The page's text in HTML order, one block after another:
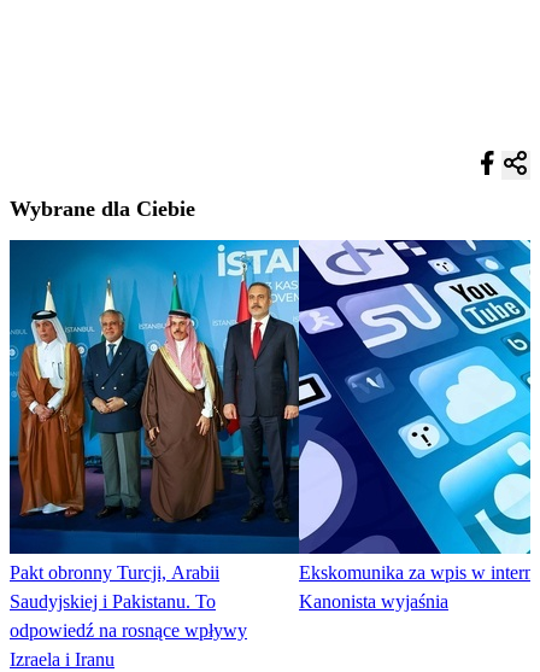
Wybrane dla Ciebie
Pakt obronny Turcji, Arabii
Saudyjskiej i Pakistanu. To
odpowiedź na rosnące wpływy
Izraela i Iranu
Ekskomunika za wpis w
Kanonista wyjaśnia